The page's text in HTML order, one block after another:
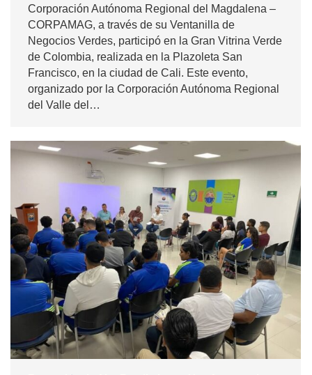
Corporación Autónoma Regional del Magdalena –
CORPAMAG, a través de su Ventanilla de
Negocios Verdes, participó en la Gran Vitrina Verde
de Colombia, realizada en la Plazoleta San
Francisco, en la ciudad de Cali. Este evento,
organizado por la Corporación Autónoma Regional
del Valle del…